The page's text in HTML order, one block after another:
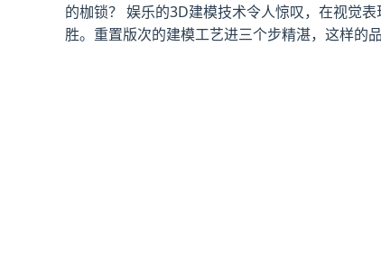
的枷锁？ 娱乐的3D建模技术令人惊叹，在视觉
胜。重置版次的建模工艺进三个步精湛，这样的